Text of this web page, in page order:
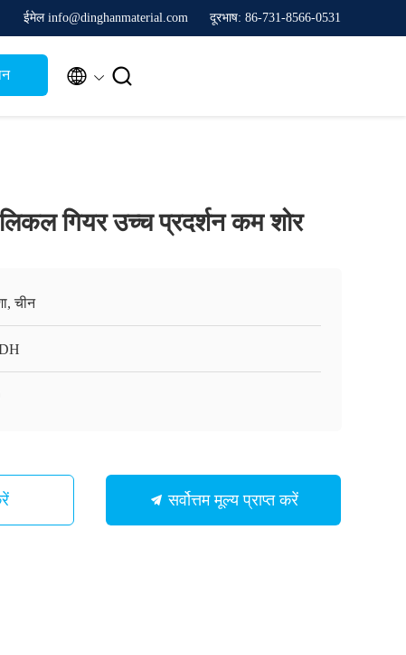
ईमेल info@dinghanmaterial.com दूरभाष: 86-731-8566-0531
 
गियर उच्च प्रदर्शन कम शोर
चीन
सर्वोत्तम मूल्य प्राप्त करें